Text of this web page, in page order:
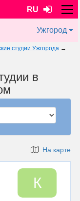
RU
Ужгород
студии Ужгорода →
в
На карте
К